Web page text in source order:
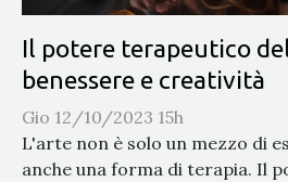
Il potere terapeutico
benessere e creatività
Gio 12/10/2023 15h
L'arte non è solo un mezzo di
anche una forma di terapia. Il